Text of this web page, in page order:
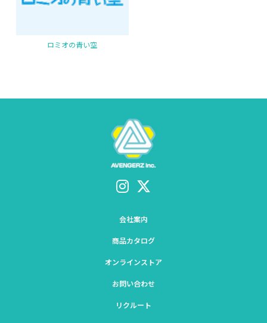
ロミオの青い空
会社案内
商品カタログ
オンラインストア
お問い合わせ
リクルート